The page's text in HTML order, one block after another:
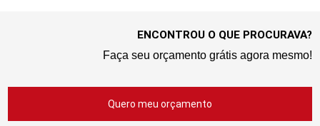
ENCONTROU O QUE PROCURAVA?
Faça seu orçamento grátis agora mesmo!
Quero meu orçamento